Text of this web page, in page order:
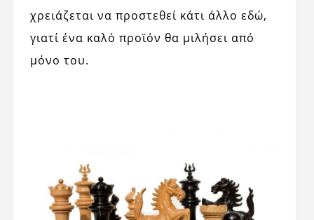
χρειάζεται να προστεθεί κάτι άλλο εδώ,
γιατί ένα καλό προϊόν θα μιλήσει από
μόνο του.